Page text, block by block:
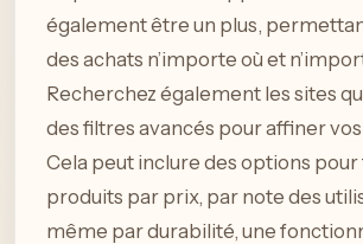
également être un plus,
des achats n’importe où et
Recherchez également les sites
des filtres avancés pour affiner
Cela peut inclure des options
produits par prix, par note des
même par durabilité, une